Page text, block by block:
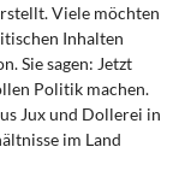
Viele möchten
Inhalten
Sie sagen: Jetzt
Politik machen.
Jux und Dollerei in
im Land